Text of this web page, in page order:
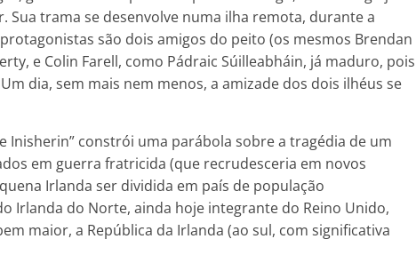
Sua trama se desenvolve numa ilha remota, durante a
são dois amigos do peito (os mesmos Brendan
e Colin Farell, como Pádraic Súilleabháin, já maduro, pois
dia, sem mais nem menos, a amizade dos dois ilhéus se
Inisherin” constrói uma parábola sobre a tragédia de um
em guerra fratricida (que recrudesceria em novos
Irlanda ser dividida em país de população
Irlanda do Norte, ainda hoje integrante do Reino Unido,
maior, a República da Irlanda (ao sul, com significativa